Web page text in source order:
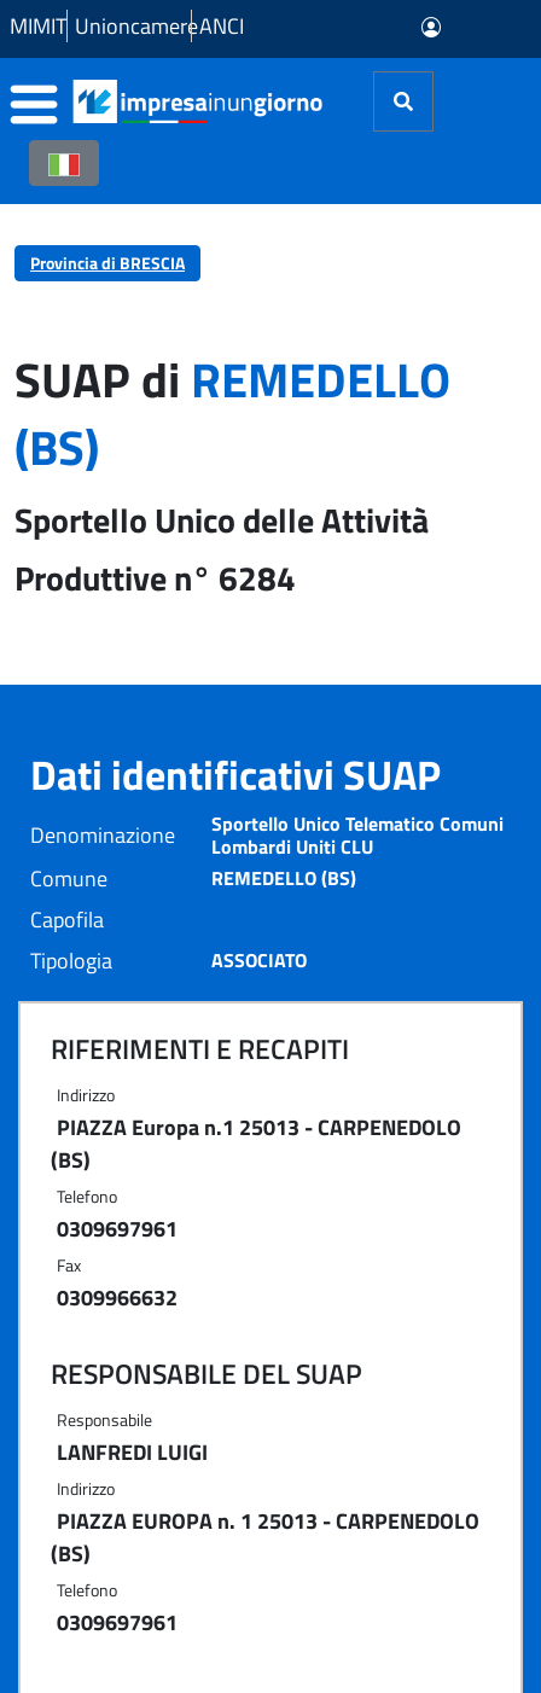
Skip to Main Content
MIMIT UnioncamereANCI
Provincia di BRESCIA
SUAP di REMEDELLO
(BS)
Sportello Unico delle Attività
Produttive n° 6284
Dati identificativi SUAP
Denominazione Sportello Unico Telematico Comuni
Lombardi Uniti CLU
Comune REMEDELLO (BS)
Capofila
Tipologia
ASSOCIATO
RIFERIMENTI E RECAPITI
Indirizzo
PIAZZA Europa n.1 25013 - CARPENEDOLO
(BS)
Telefono
0309697961
Fax
0309966632
RESPONSABILE DEL SUAP
Responsabile
LANFREDI LUIGI
Indirizzo
PIAZZA EUROPA n. 1 25013 - CARPENEDOLO
(BS)
Telefono
0309697961